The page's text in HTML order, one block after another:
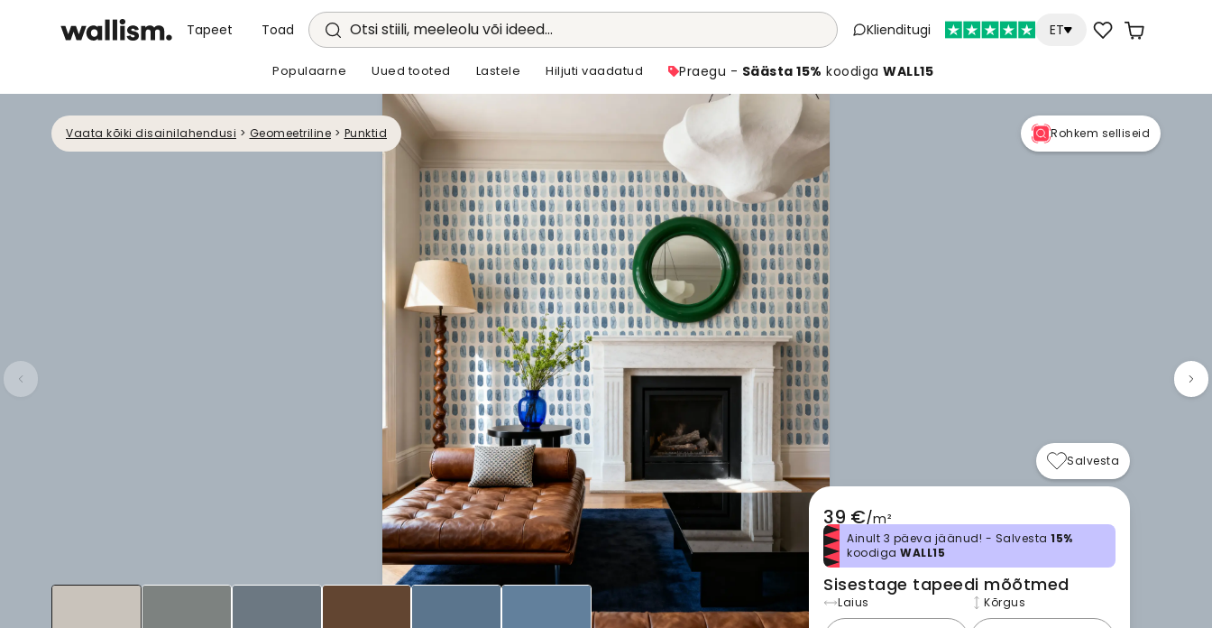
Tapeet Toad Otsi stiili, meeleolu või ideed... Klienditugi ET
Populaarne Uued tooted Lastele Hiljuti vaadatud Praegu - Säästa 15% koodiga WALL15
Vaata kõiki disainilahendusi > Geomeetriline > Punktid Rohkem selliseid
Salvesta
39 €/m²
Ainult 3 päeva jäänud! - Salvesta 15%
koodiga WALL15
Sisestage tapeedi mõõtmed
Laius Kõrgus